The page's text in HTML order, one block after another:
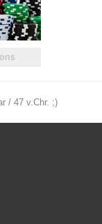
/ 47 v.Chr. ;)